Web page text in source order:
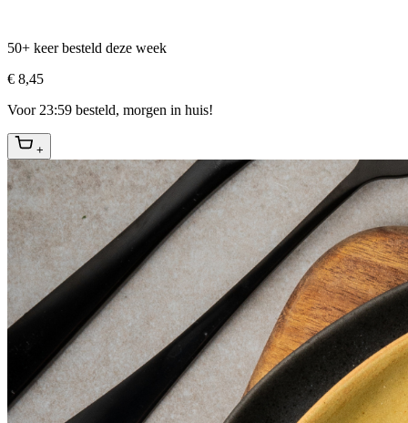
50+ keer besteld deze week
€ 8,45
Voor 23:59 besteld, morgen in huis!
+